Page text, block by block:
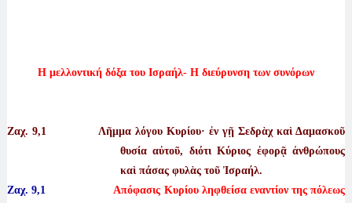
Η μελλοντική δόξα του Ισραήλ- Η διεύρυνση των συνόρων
Ζαχ. 9,1 Λῆμμα λόγου Κυρίου· ἐν γῇ Σεδρὰχ καὶ Δαμασκοῦ
θυσία αὐτοῦ, διότι Κύριος ἐφορᾷ ἀνθρώπους
καὶ πάσας φυλὰς τοῦ Ἰσραήλ.
Ζαχ. 9,1
Απόφασις Κυρίου ληφθείσα εναντίον της πόλεως